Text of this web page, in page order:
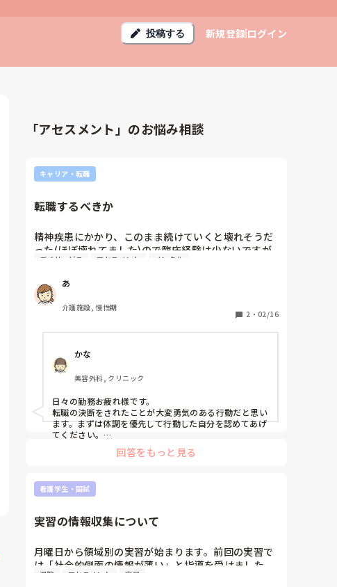
投稿する 新規登録ログイン
「アセスメント」のお悩み相談
キャリア・転職
転職するべきか
精神疾患にかかり、このまま続けていくと壊れそうだ
った(ほぼ壊れてました)ので臨床経験は少ないですが
デイサービスに転職しました。でもやはりもっと色々
ままずっと定年まで働いていく中で困る場面が出て来
ないか不安です。
今の場所は周りの方たちにも恵まれて、とても精神的
に安定しています。でも学びたい気持ちもあり、経験
デイサービス アセスメント メンタル
あ
介護施設, 慢性期
2 ・ 02/16
かな
美容外科, クリニック
日々の勤務お疲れ様です。
転職の決断をされたことが大変勇気のある行動だと思い
ます。まずは体調を優先して行動した自分を認めてあげ
てください。
学びたい意欲があることもとても素晴らしいことだと思
よく見えますよね。私もそんな方に憧れて、病棟で働い
ていたいと悩みましたが身体的不調が出ては働くことも
向き不向きは誰にでもありますし、デイサービスでの業
焦らず、ご自身の体調を最優先してください。
今の仕事を続けていくなかで、それでも諦めきれない思
いが残るようでしたら臨床に戻ることも良いと思います
回答をもっと見る
看護学生・国試
実習の情報収集について
月曜日から領域別の実習が始まります。前回の実習で
は「社会的側面の情報が薄い」と指導を受けました。
いまいち社会的側面の情報というものがわかりませ
退院 アセスメント 実習